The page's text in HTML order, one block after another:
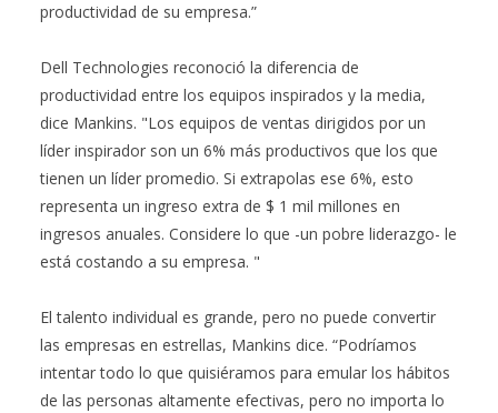
productividad de su empresa.”
Dell Technologies reconoció la diferencia de
productividad entre los equipos inspirados y la media,
dice Mankins. "Los equipos de ventas dirigidos por un
líder inspirador son un 6% más productivos que los que
tienen un líder promedio. Si extrapolas ese 6%, esto
representa un ingreso extra de $ 1 mil millones en
ingresos anuales. Considere lo que -un pobre liderazgo- le
está costando a su empresa. "
El talento individual es grande, pero no puede convertir
las empresas en estrellas, Mankins dice. “Podríamos
intentar todo lo que quisiéramos para emular los hábitos
de las personas altamente efectivas, pero no importa lo